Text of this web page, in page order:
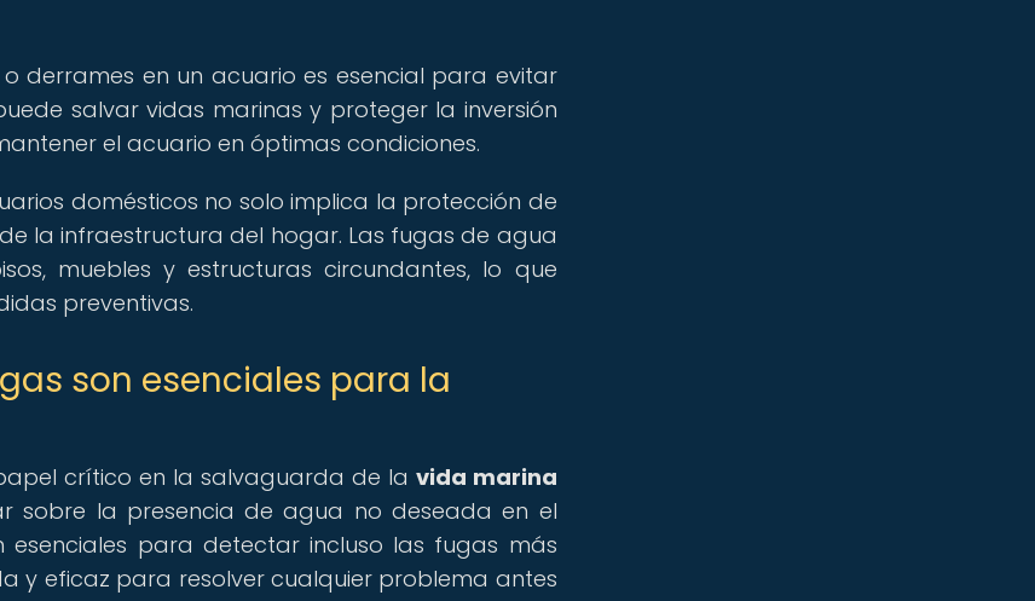
derrames en un acuario es esencial para evitar
salvar vidas marinas y proteger la inversión
el acuario en óptimas condiciones.
domésticos no solo implica la protección de
la infraestructura del hogar. Las fugas de agua
muebles y estructuras circundantes, lo que
preventivas.
son esenciales para la
crítico en la salvaguarda de la vida marina
sobre la presencia de agua no deseada en el
esenciales para detectar incluso las fugas más
y eficaz para resolver cualquier problema antes